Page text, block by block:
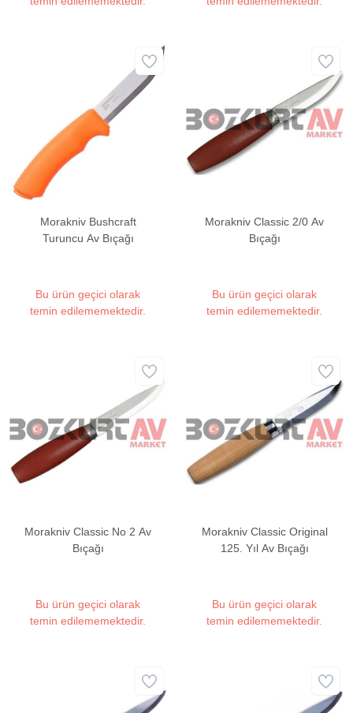
Morakniv Bushcraft
Turuncu Av Bıçağı
Bu ürün geçici olarak
temin edilememektedir.
Morakniv Classic 2/0 Av
Bıçağı
Bu ürün geçici olarak
temin edilememektedir.
Morakniv Classic No 2 Av
Bıçağı
Bu ürün geçici olarak
temin edilememektedir.
Morakniv Classic Original
125. Yıl Av Bıçağı
Bu ürün geçici olarak
temin edilememektedir.